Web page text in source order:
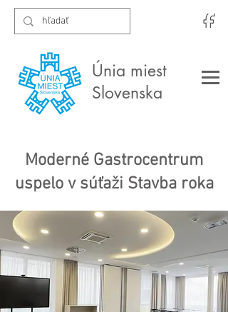
Únia miest
Slovenska
Moderné Gastrocentrum
uspelo v súťaži Stavba roka